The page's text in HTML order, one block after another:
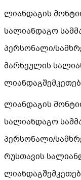
ლიანდაგის
სალიანდაგო
პერსონალი/
მარნეულის
ლიანდაგის
სალიანდაგო
პერსონალი/
რუსთავის